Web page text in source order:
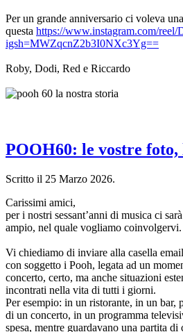
Per un grande anniversario ci voleva
questa https://www.instagram.com/reel/
igsh=MWZqcnZ2b3I0NXc3Yg==
Roby, Dodi, Red e Riccardo
POOH60: le vostre foto,
Scritto il 25 Marzo 2026.
Carissimi amici,
per i nostri sessant’anni di musica ci
ampio, nel quale vogliamo coinvolgervi.
Vi chiediamo di inviare alla casella email
con soggetto i Pooh, legata ad un
concerto, certo, ma anche situazioni
incontrati nella vita di tutti i giorni.
Per esempio: in un ristorante, in un bar,
di un concerto, in un programma
spesa, mentre guardavano una partita di